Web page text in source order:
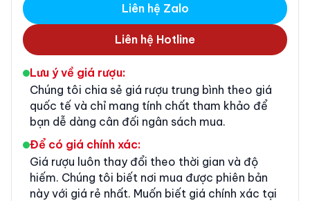
Liên hệ Zalo
Liên hệ Hotline
Lưu ý về giá rượu:
Chúng tôi chia sẻ giá rượu trung bình theo giá
quốc tế và chỉ mang tính chất tham khảo để
bạn dễ dàng cân đối ngân sách mua.
Để có giá chính xác:
Giá rượu luôn thay đổi theo thời gian và độ
hiếm. Chúng tôi biết nơi mua được phiên bản
này với giá rẻ nhất. Muốn biết giá chính xác tại